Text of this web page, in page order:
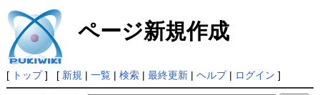
ページ新規作成
[ トップ] [ 新規 | 一覧| 検索| 最終更新| ヘルプ| ログイン ]